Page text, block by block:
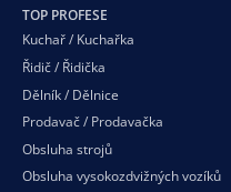
TOP PROFESE
Kuchař / Kuchařka
Řidič / Řidička
Dělník / Dělnice
Prodavač / Prodavačka
Obsluha strojů
Obsluha vysokozdvižných vozíků